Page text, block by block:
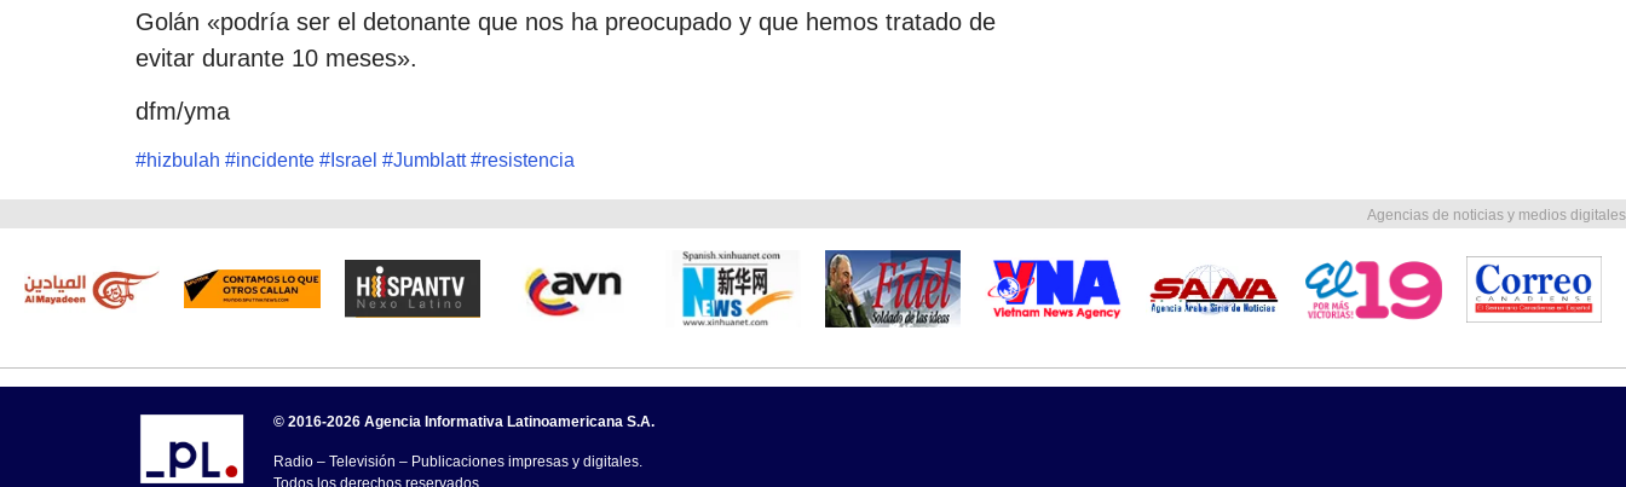
Golán «podría ser el detonante que nos ha preocupado y que hemos tratado de
evitar durante 10 meses».
dfm/yma
#hizbulah #incidente # Israel #Jumblatt#resistencia
Agencias de noticias y medios digitales
© 2016-2026 Agencia Informativa Latinoamericana S.A.
Radio – Televisión – Publicaciones impresas y digitales.
Todos los derechos reservados.